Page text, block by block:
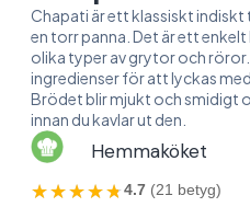
Chapati är ett klassiskt
en torr panna. Det är ett
olika typer av grytor och
ingredienser för att lyckas
Brödet blir mjukt och smidigt
innan du kavlar ut den.
Hemmaköket
★★★★★
★★★★★4.7 (21 betyg)